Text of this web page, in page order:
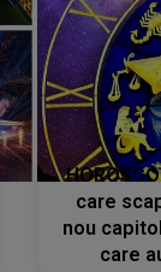
care
nou
care